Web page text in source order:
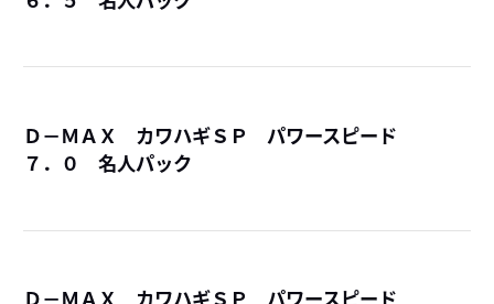
Ｄ－ＭＡＸ カワハギＳＰ パワースピード
７．０ 名人パック
Ｄ－ＭＡＸ カワハギＳＰ パワースピード